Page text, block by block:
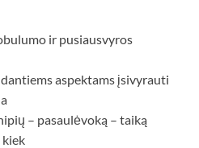
ir pusiausvyros
aspektams įsivyrauti
– pasaulėvoką – taiką
kiek